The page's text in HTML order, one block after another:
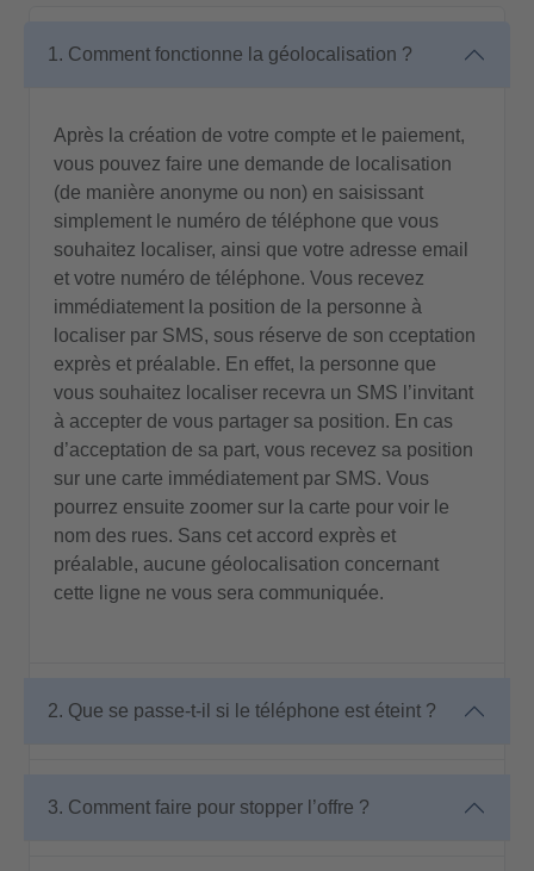
1. Comment fonctionne la géolocalisation ?
Après la création de votre compte et le paiement,
vous pouvez faire une demande de localisation
(de manière anonyme ou non) en saisissant
simplement le numéro de téléphone que vous
souhaitez localiser, ainsi que votre adresse email
et votre numéro de téléphone. Vous recevez
immédiatement la position de la personne à
localiser par SMS, sous réserve de son cceptation
exprès et préalable. En effet, la personne que
vous souhaitez localiser recevra un SMS l’invitant
à accepter de vous partager sa position. En cas
d’acceptation de sa part, vous recevez sa position
sur une carte immédiatement par SMS. Vous
pourrez ensuite zoomer sur la carte pour voir le
nom des rues. Sans cet accord exprès et
préalable, aucune géolocalisation concernant
cette ligne ne vous sera communiquée.
2. Que se passe-t-il si le téléphone est éteint ?
3. Comment faire pour stopper l’offre ?